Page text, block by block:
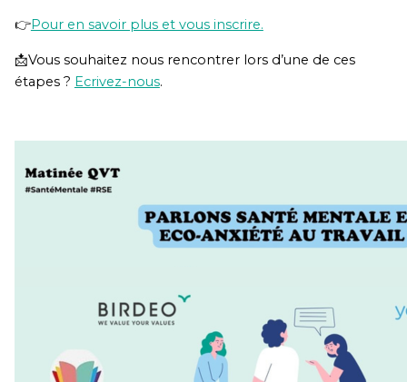
👉Pour en savoir plus et vous inscrire.
📩Vous souhaitez nous rencontrer lors d’une de ces
étapes ? Ecrivez-nous.